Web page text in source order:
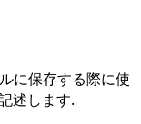
に保存する際に使
述します.